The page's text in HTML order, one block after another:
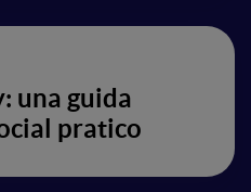
una guida
pratico